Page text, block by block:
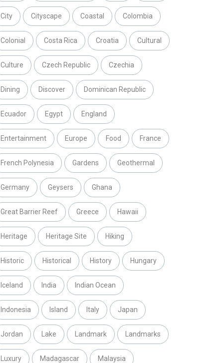
City Cityscape Coastal Colombia
Colonial Costa Rica Croatia Cultural
Culture Czech Republic Czechia
Dining Discover Dominican Republic
Ecuador Egypt England
Entertainment Europe Food France
French Polynesia Gardens Geothermal
Germany Geysers Ghana
Great Barrier Reef Greece Hawaii
Heritage Heritage Site Hiking
Historic Historical History Hungary
Iceland India Indian Ocean
Indonesia Island Italy Japan
Jordan Lake Landmark Landmarks
Luxury Madagascar Malaysia